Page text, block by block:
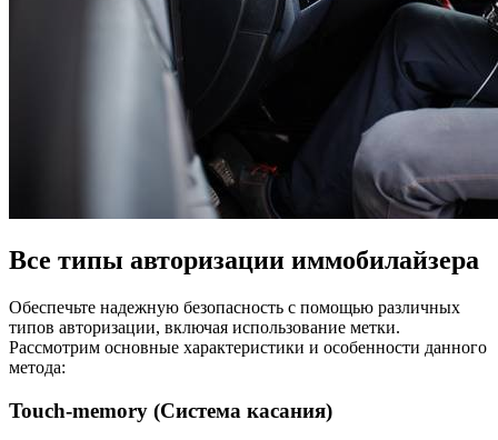
Все типы авторизации иммобилайзера
Обеспечьте надежную безопасность с помощью различных
типов авторизации, включая использование метки.
Рассмотрим основные характеристики и особенности данного
метода:
Touch-memory (Система касания)